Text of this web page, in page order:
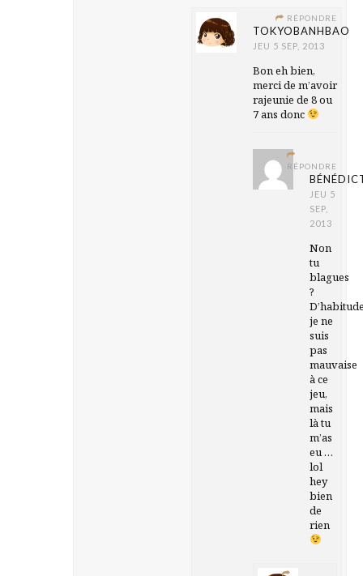
RÉPONDRE
TOKYOBANHBAO
JEU 5 SEP, 2013
Bon eh bien,
merci de m’avoir
rajeunie de 8 ou
7 ans donc
RÉPONDRE
JEU 5
SEP,
2013
Non
tu
blagues
?
je ne
suis
pas
mauvaise
à ce
jeu,
mais
là tu
m’as
eu …
lol
hey
bien
de
rien